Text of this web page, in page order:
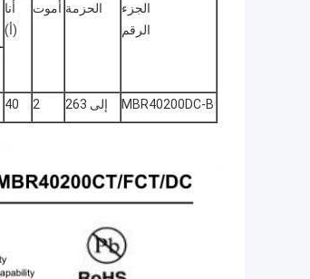
الجزء
الرقم
الحزمة أموت
أنا
(أ)
MBR40200DC-B
إلى 263 2
40